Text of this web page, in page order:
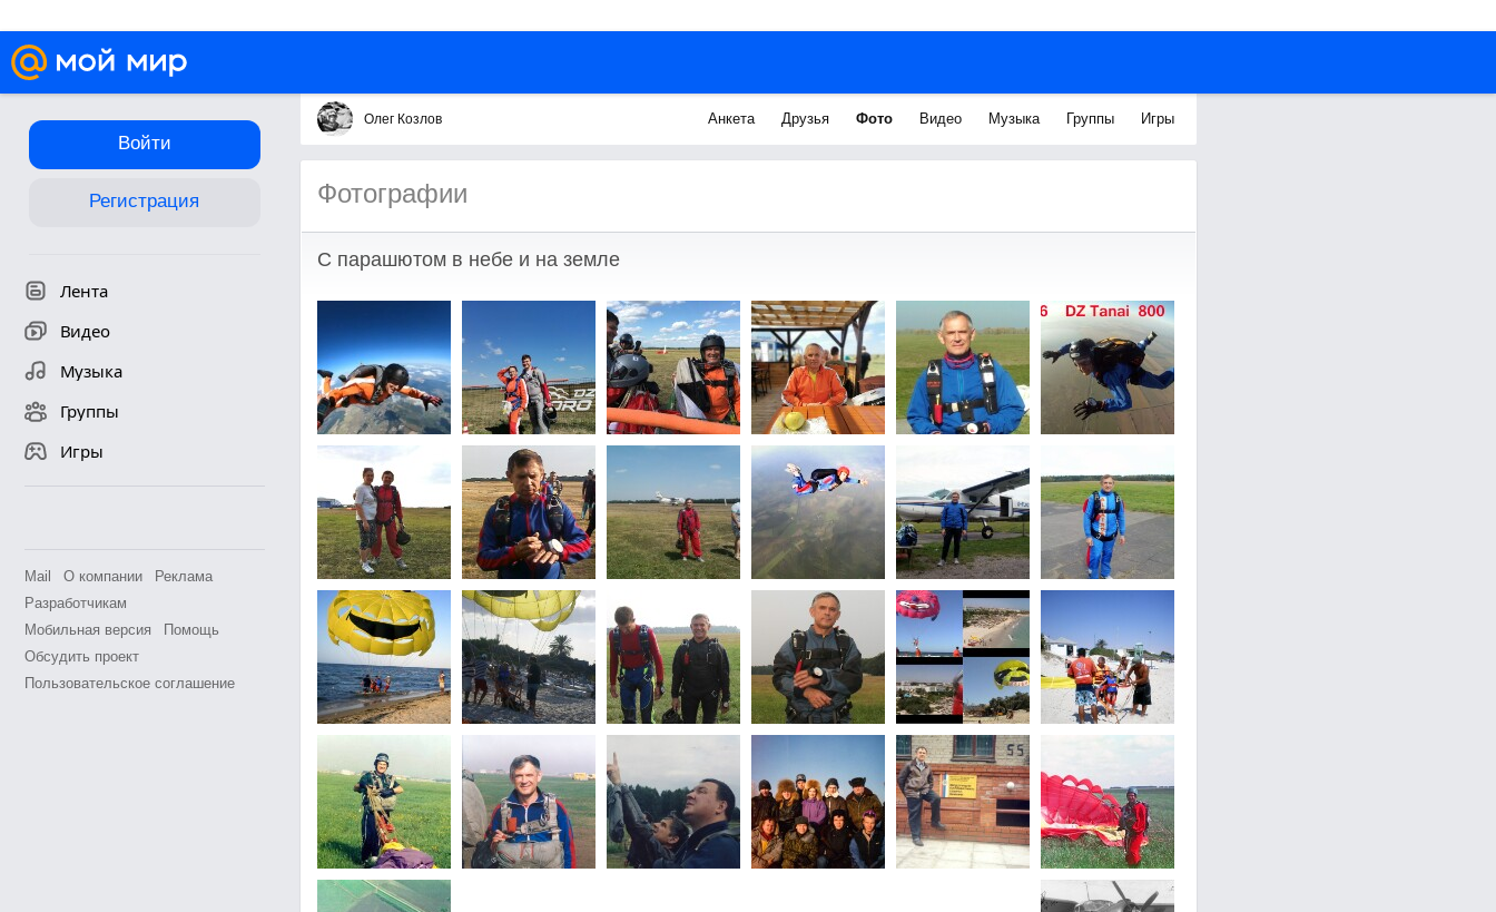
Войти
Регистрация
Лента
Видео
Музыка
Группы
Игры
Mail О компании
Реклама
Разработчикам
Мобильная версия
Помощь
Обсудить проект
Пользовательское соглашение
Олег Козлов Анкета Друзья Фото Видео Музыка Группы Игры
Фотографии
С парашютом в небе и на земле